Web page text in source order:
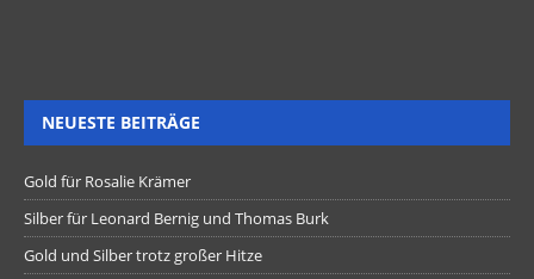
NEUESTE BEITRÄGE
Gold für Rosalie Krämer
Silber für Leonard Bernig und Thomas Burk
Gold und Silber trotz großer Hitze